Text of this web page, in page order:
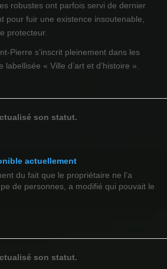
robustes ont parfois servi de dernier
pour fuir une existence insoutenable,
protecteur.
Pierre s’inscrit pleinement dans les
« Ville d’art et d’histoire ».
son statut.
actuellement
du fait que le propriétaire ne l’a
de personnes, a modifié qui pouvait le
son statut.